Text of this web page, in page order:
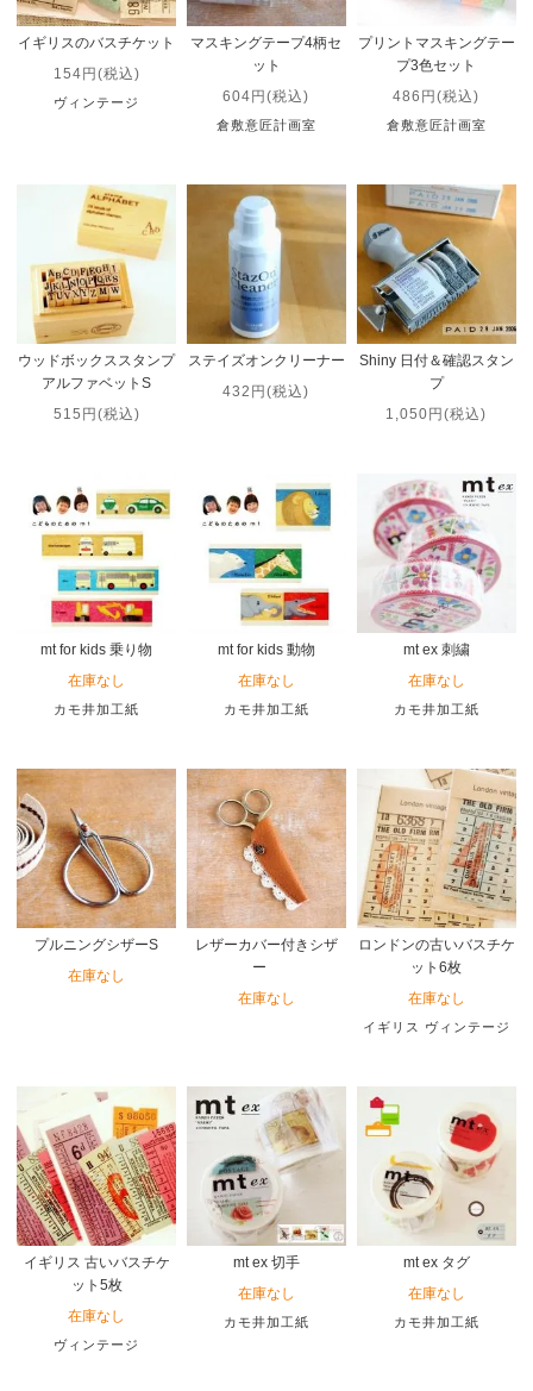
イギリスのバスチケット
154円(税込)
ヴィンテージ
マスキングテープ4柄セ
ット
604円(税込)
倉敷意匠計画室
プリントマスキングテー
プ3色セット
486円(税込)
倉敷意匠計画室
ウッドボックススタンプ
アルファベットS
515円(税込)
ステイズオンクリーナー
432円(税込)
Shiny 日付＆確認スタン
プ
1,050円(税込)
mt for kids 乗り物
在庫なし
カモ井加工紙
mt for kids 動物
在庫なし
カモ井加工紙
mt ex 刺繍
在庫なし
カモ井加工紙
プルニングシザーS
在庫なし
レザーカバー付きシザ
ー
在庫なし
ロンドンの古いバスチケ
ット6枚
在庫なし
イギリス ヴィンテージ
イギリス 古いバスチケ
ット5枚
在庫なし
ヴィンテージ
mt ex 切手
在庫なし
カモ井加工紙
mt ex タグ
在庫なし
カモ井加工紙